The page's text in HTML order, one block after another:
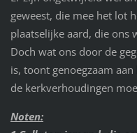
geweest, die mee het lot
plaatselijke aard, die ons
Doch wat ons door de
is, toont genoegzaam
de kerkverhoudingen
Noten: